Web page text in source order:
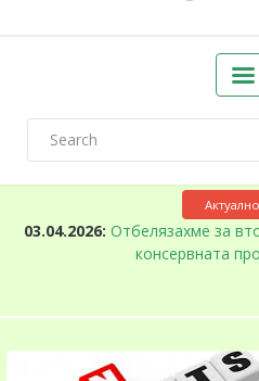
Актуално
03.04.2026: Отбелязахме за
консервната